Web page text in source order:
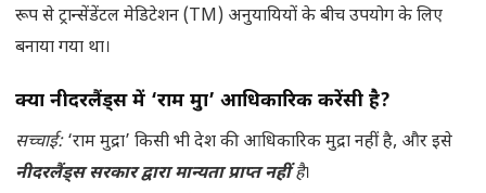
रूप से ट्रान्सेंडेंटल मेडिटेशन (TM) अनुयायियों के बीच उपयोग के लिए
बनाया गया था।
क्या नीदरलैंड्स में ‘राम मुद्रा’ आधिकारिक करेंसी है?
सच्चाई:‘राम मुद्रा’ किसी भी देश की आधिकारिक मुद्रा नहीं है, और इसे
नीदरलैंड्स सरकार द्वारा मान्यता प्राप्त नहींहै।